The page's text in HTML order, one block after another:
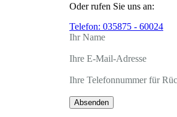
Oder rufen Sie uns an:
Telefon: 035875 - 60024
Ihr Name
Ihre E-Mail-Adresse
Ihre Telefonnummer für
Absenden